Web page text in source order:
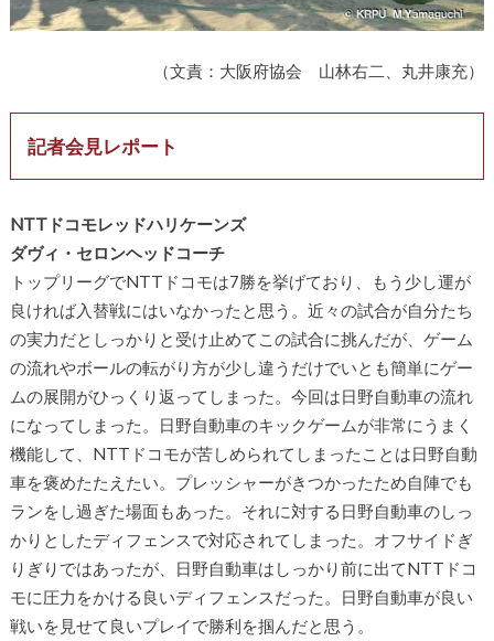
（文責：大阪府協会 山林右二、丸井康充）
記者会見レポート
NTTドコモレッドハリケーンズ
ダヴィ・セロンヘッドコーチ
トップリーグでNTTドコモは7勝を挙げており、もう少し運が
良ければ入替戦にはいなかったと思う。近々の試合が自分たち
の実力だとしっかりと受け止めてこの試合に挑んだが、ゲーム
の流れやボールの転がり方が少し違うだけでいとも簡単にゲー
ムの展開がひっくり返ってしまった。今回は日野自動車の流れ
になってしまった。日野自動車のキックゲームが非常にうまく
機能して、NTTドコモが苦しめられてしまったことは日野自動
車を褒めたたえたい。プレッシャーがきつかったため自陣でも
ランをし過ぎた場面もあった。それに対する日野自動車のしっ
かりとしたディフェンスで対応されてしまった。オフサイドぎ
りぎりではあったが、日野自動車はしっかり前に出てNTTドコ
モに圧力をかける良いディフェンスだった。日野自動車が良い
戦いを見せて良いプレイで勝利を掴んだと思う。